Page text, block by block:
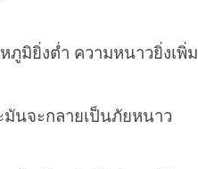
ต่ำ ความหนาวยิ่งเพิ่ม
กลายเป็นภัยหนาว